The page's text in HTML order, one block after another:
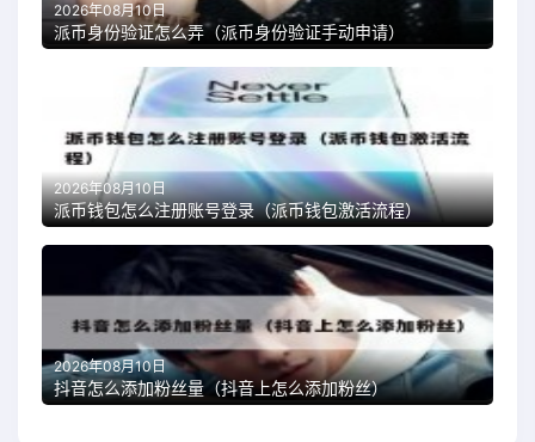
2026年08月10日
派币身份验证怎么弄（派币身份验证手动申请）
2026年08月10日
派币钱包怎么注册账号登录（派币钱包激活流程）
2026年08月10日
抖音怎么添加粉丝量（抖音上怎么添加粉丝）